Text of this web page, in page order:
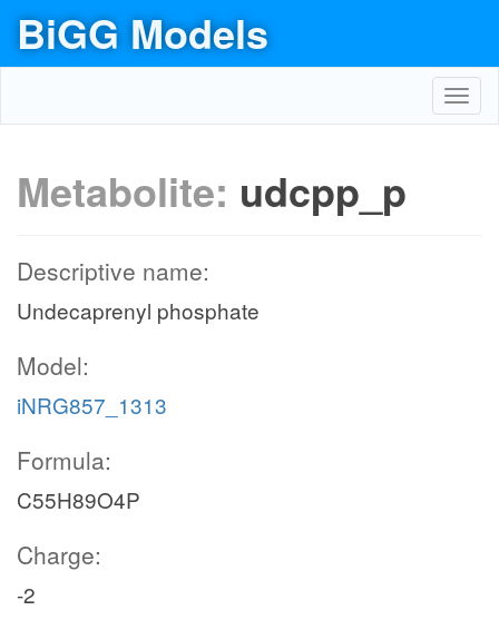
BiGG Models
Metabolite: udcpp_p
Descriptive name:
Undecaprenyl phosphate
Model:
iNRG857_1313
Formula:
C55H89O4P
Charge:
-2